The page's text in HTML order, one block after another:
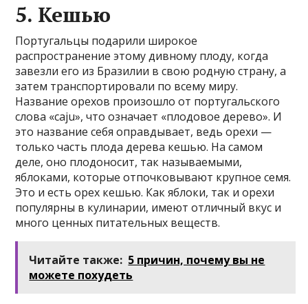
5. Кешью
Португальцы подарили широкое
распространение этому дивному плоду, когда
завезли его из Бразилии в свою родную страну, а
затем транспортировали по всему миру.
Название орехов произошло от португальского
слова «сaju», что означает «плодовое дерево». И
это название себя оправдывает, ведь орехи —
только часть плода дерева кешью. На самом
деле, оно плодоносит, так называемыми,
яблоками, которые отпочковывают крупное семя.
Это и есть орех кешью. Как яблоки, так и орехи
популярны в кулинарии, имеют отличный вкус и
много ценных питательных веществ.
Читайте также: 5 причин, почему вы не
можете похудеть